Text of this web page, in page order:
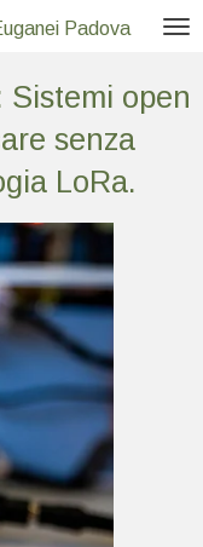
Padova
Sistemi open
senza
LoRa.